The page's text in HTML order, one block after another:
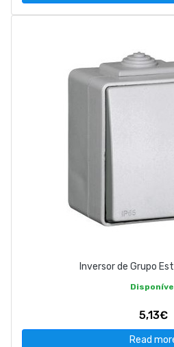
Inversor de Grupo
5,13€
Read